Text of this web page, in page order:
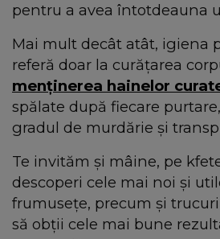
pentru a avea întotdeauna
Mai mult decât atât, igiena
referă doar la curățarea
menținerea hainelor
spălate după fiecare
gradul de murdărie și
Te invităm şi mâine, pe
descoperi cele mai noi și
frumusețe, precum și
să obții cele mai bune